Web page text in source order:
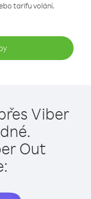
tarifu volání.
Viber
Out